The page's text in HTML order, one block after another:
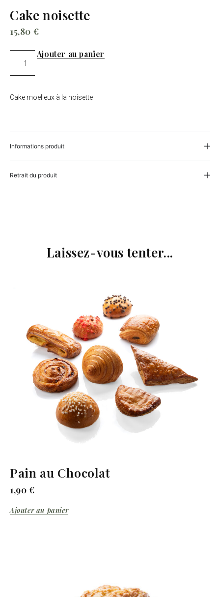
Cake noisette
15,80 €
Ajouter au panier
Cake moelleux à la noisette
Informations produit
Retrait du produit
Laissez-vous tenter...
Pain au Chocolat
1,90 €
Ajouter au panier